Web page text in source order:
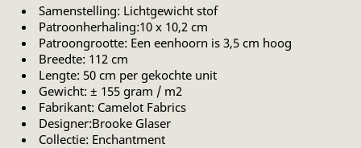
Samenstelling: Lichtgewicht stof
Patroonherhaling:10 x 10,2 cm
Patroongrootte: Een eenhoorn is 3,5 cm hoog
Breedte: 112 cm
Lengte: 50 cm per gekochte unit
Gewicht: ± 155 gram / m2
Fabrikant: Camelot Fabrics
Designer:Brooke Glaser
Collectie: Enchantment